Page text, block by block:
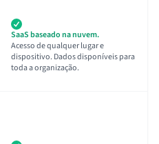
SaaS baseado na nuvem.
Acesso de qualquer lugar e
dispositivo. Dados disponíveis para
toda a organização.